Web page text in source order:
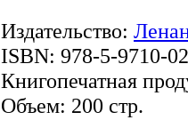
Издательство:
ISBN: 978-5-9710-
Книгопечатная
Объем: 200 стр.